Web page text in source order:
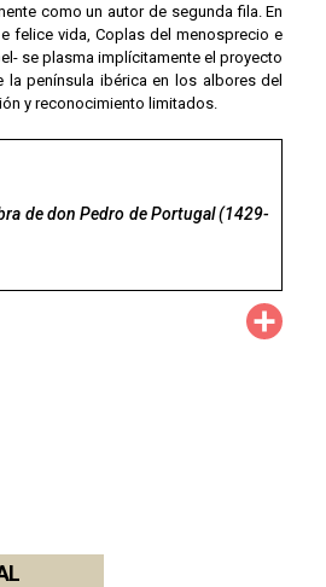
como un autor de segunda fila. En
felice vida, Coplas del menosprecio e
se plasma implícitamente el proyecto
península ibérica en los albores del
y reconocimiento limitados.
de don Pedro de Portugal (1429-